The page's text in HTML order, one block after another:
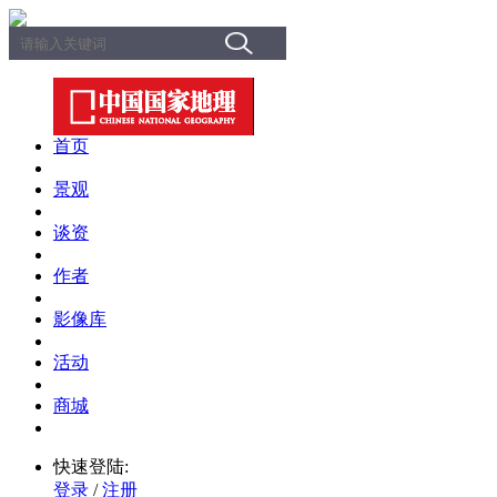
首页
景观
谈资
作者
影像库
活动
商城
快速登陆:
登录 / 注册